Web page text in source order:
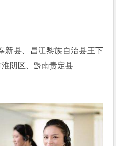
新县、昌江黎族自治县王下
阴区、黔南贵定县